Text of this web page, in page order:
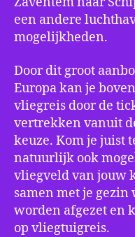
een andere
mogelijkheden.
Door dit groot
Europa kan je
vliegreis door de
vertrekken vanuit
keuze. Kom je juist
natuurlijk ook
vliegveld van jouw
samen met je
worden afgezet en
op vliegtuigreis.